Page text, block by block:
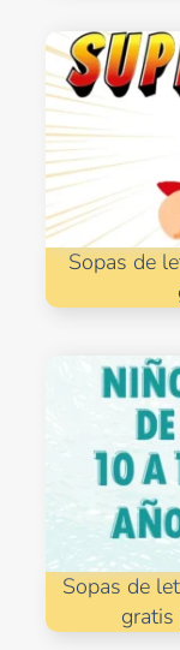
Sopas de
Sopas de
gratis